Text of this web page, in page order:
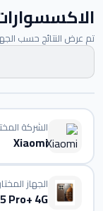
تم عرض النتائج حسب
الشركة
Xiaomi
الجهاز المختار
Pro+ 4G